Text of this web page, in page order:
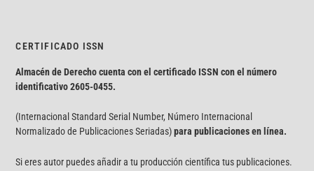
CERTIFICADO ISSN
Almacén de Derecho cuenta con el certificado ISSN con el número
identificativo2605-0455.
(Internacional Standard Serial Number, Número Internacional
Normalizado de Publicaciones Seriadas)para publicaciones en línea.
Si eres autor puedes añadir a tu producción científica tus publicaciones.